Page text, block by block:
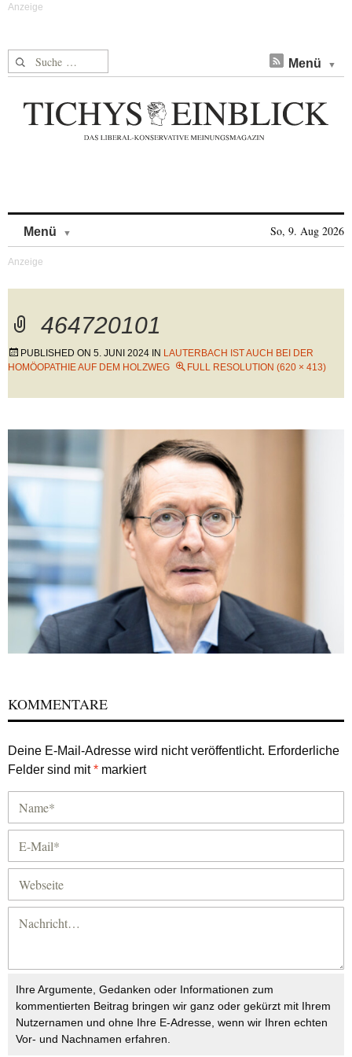
Suche nach: Menü
Menü So, 9. Aug 2026
464720101
PUBLISHED ON 5. JUNI 2024 IN LAUTERBACH IST AUCH BEI DER
HOMÖOPATHIE AUF DEM HOLZWEG
FULL RESOLUTION (620 × 413)
KOMMENTARE
Deine E-Mail-Adresse wird nicht veröffentlicht. Erforderliche
Felder sind mit* markiert
Ihre Argumente, Gedanken oder Informationen zum
kommentierten Beitrag bringen wir ganz oder gekürzt mit Ihrem
Nutzernamen und ohne Ihre E-Adresse, wenn wir Ihren echten
Vor- und Nachnamen erfahren.